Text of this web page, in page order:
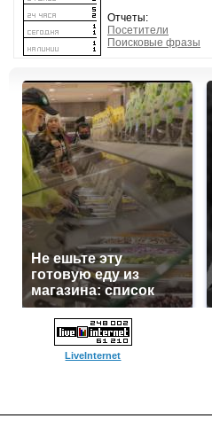
Отчеты:
Посетители
Поисковые фразы
Не ешьте эту
готовую еду из
магазина: список
LiveInternet